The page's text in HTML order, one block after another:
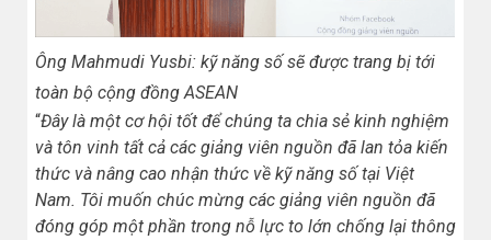
Ông Mahmudi Yusbi: kỹ năng số sẽ được trang bị tới
toàn bộ cộng đồng ASEAN
“Đây là một cơ hội tốt để chúng ta chia sẻ kinh nghiệm
và tôn vinh tất cả các giảng viên nguồn đã lan tỏa kiến
thức và nâng cao nhận thức về kỹ năng số tại Việt
Nam. Tôi muốn chúc mừng các giảng viên nguồn đã
đóng góp một phần trong nỗ lực to lớn chống lại thông